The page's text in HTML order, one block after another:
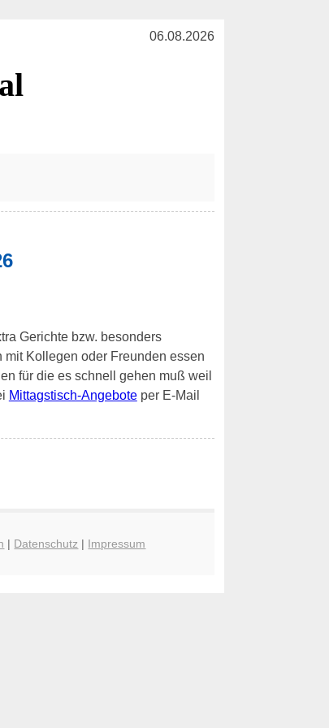
06.08.2026
Gerichte bzw. besonders
Kollegen oder Freunden essen
für die es schnell gehen muß weil
Mittagstisch-Angeboteper E-Mail
| Datenschutz | Impressum